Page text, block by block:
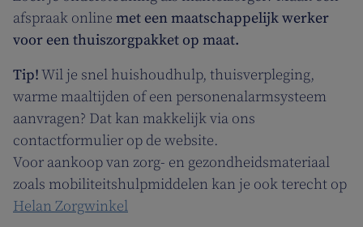
afspraak online met een maatschappelijk werker
voor een thuiszorgpakket op maat.
Tip!Wil je snel huishoudhulp, thuisverpleging,
warme maaltijden of een personenalarmsysteem
aanvragen? Dat kan makkelijk via ons
contactformulier op de website.
Voor aankoop van zorg- en gezondheidsmateriaal
zoals mobiliteitshulpmiddelen kan je ook terecht op
Helan Zorgwinkel